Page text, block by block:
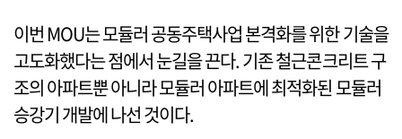
이번 MOU는 모듈러 공동주택사업 본격화를 위한 기술을
고도화했다는 점에서 눈길을 끈다. 기존 철근콘크리트 구
조의 아파트뿐 아니라 모듈러 아파트에 최적화된 모듈러
승강기 개발에 나선 것이다.